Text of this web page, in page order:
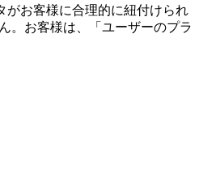
がお客様に合理的に紐付けられ
。お客様は、「ユーザーのプラ